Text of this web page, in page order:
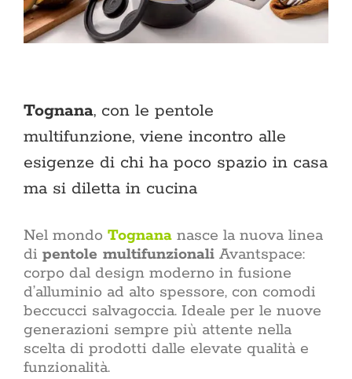
Tognana, con le pentole
multifunzione, viene incontro alle
esigenze di chi ha poco spazio in casa
ma si diletta in cucina
Nel mondo Tognana nasce la nuova linea
di pentole multifunzionali Avantspace:
corpo dal design moderno in fusione
d’alluminio ad alto spessore, con comodi
beccucci salvagoccia. Ideale per le nuove
generazioni sempre più attente nella
scelta di prodotti dalle elevate qualità e
funzionalità.